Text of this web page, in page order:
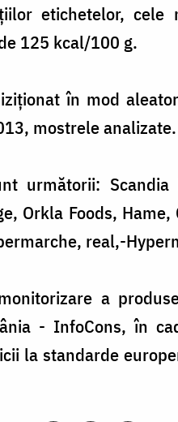
etichetelor,
125 kcal/100 g.
în mod
mostrele analizate.
următorii: Scandia
Orkla Foods,
real,-
a
- InfoCons, în
la standarde